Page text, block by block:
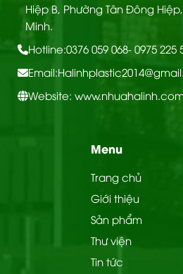
Hiệp B, Phường Tân Đông
Minh.
Hotline:0376 059 068- 0975 225
Email:
Website: www.nhuahalinh.com
Menu
Trang chủ
Giới thiệu
Sản phẩm
Thư viện
Tin tức